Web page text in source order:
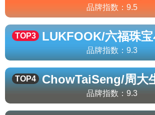
品牌指数： 9.5
TOP3 LUKFOOK/六福珠宝
品牌指数： 9.3
TOP4 ChowTaiSeng/周大
品牌指数： 9.3